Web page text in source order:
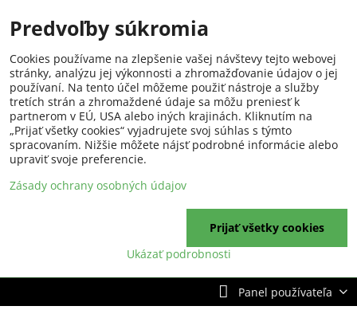
Panel používateľa
Predvoľby súkromia
Cookies používame na zlepšenie vašej návštevy tejto webovej
stránky, analýzu jej výkonnosti a zhromažďovanie údajov o jej
používaní. Na tento účel môžeme použiť nástroje a služby
tretích strán a zhromaždené údaje sa môžu preniesť k
partnerom v EÚ, USA alebo iných krajinách. Kliknutím na
„Prijať všetky cookies“ vyjadrujete svoj súhlas s týmto
spracovaním. Nižšie môžete nájsť podrobné informácie alebo
upraviť svoje preferencie.
Zásady ochrany osobných údajov
Ukázať podrobnosti
Prijať všetky cookies